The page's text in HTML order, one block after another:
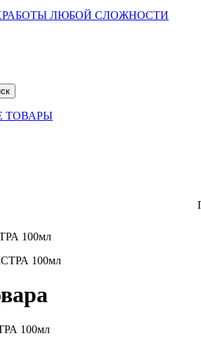
ЛЮБОЙ СЛОЖНОСТИ
ТОВАРЫ
100мл
100мл